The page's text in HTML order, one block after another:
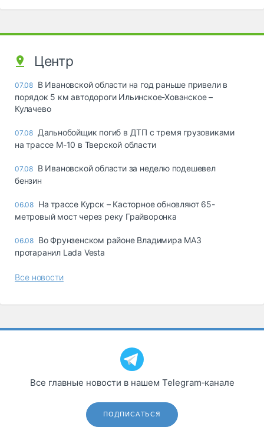
Центр
07.08 В Ивановской области на год раньше привели в
порядок 5 км автодороги Ильинское-Хованское –
Кулачево
07.08 Дальнобойщик погиб в ДТП с тремя грузовиками
на трассе М-10 в Тверской области
07.08 В Ивановской области за неделю подешевел
бензин
06.08 На трассе Курск – Касторное обновляют 65-
метровый мост через реку Грайворонка
06.08 Во Фрунзенском районе Владимира МАЗ
протаранил Lada Vesta
Все новости
Все главные новости в нашем Telegram‑канале
ПОДПИСАТЬСЯ